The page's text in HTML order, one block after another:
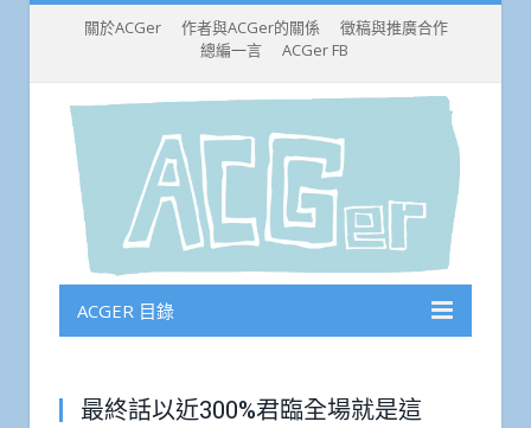
關於ACGer 作者與ACGer的關係
徵稿與推廣合作
總編一言
ACGer FB
ACGER 目錄
最終話以近300%君臨全場就是這